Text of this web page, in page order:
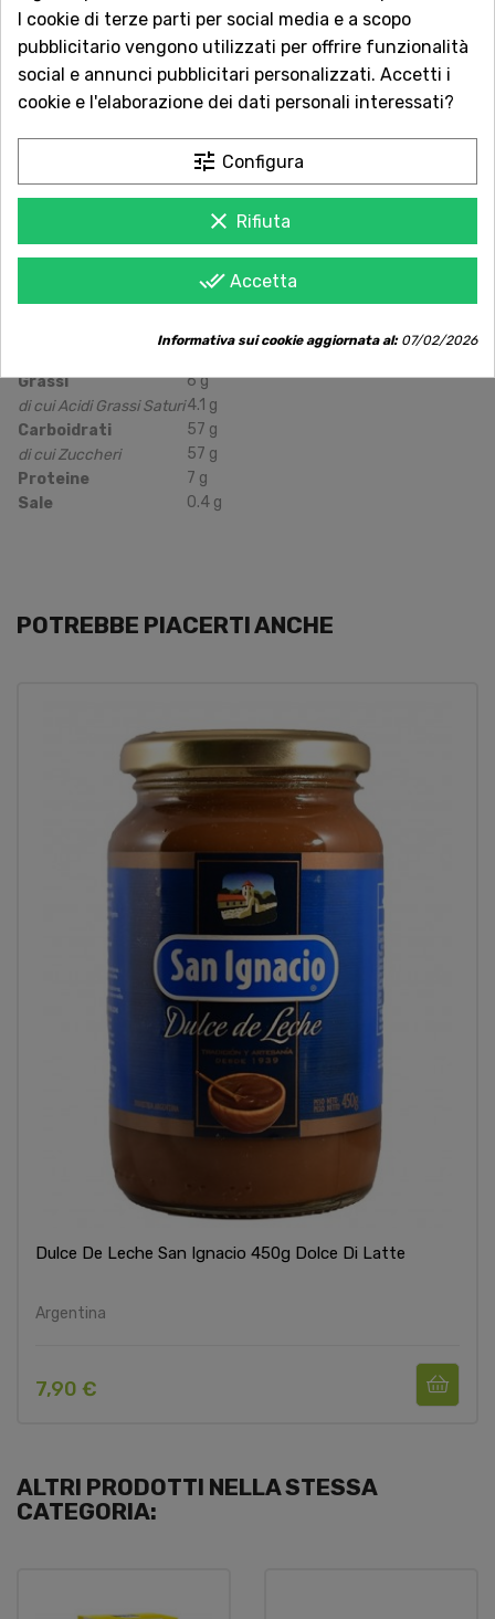
Servizio Clienti sempre con te
Contattaci online oppure chiama per
qualsiasi informazione.
Zucchero, acqua, latte intero in polvere
), sciroppo di glucosio e fruttosio, latte scremato
in polvere (5%).
Allergeni:Contienelatte.
Valori Nutrizionali Medi
Valori Nutrizionali Medi Per100
Grassi
6g
di cui Acidi Grassi Saturi4.1 g
Carboidrati
57 g
di cui Zuccheri
57 g
Proteine
7 g
Sale
0.4 g
POTREBBE PIACERTI ANCHE
Dulce De Leche San Ignacio 450g Dolce Di Latte
Argentina
7,90 €
ALTRI PRODOTTI NELLA STESSA
CATEGORIA:
I cookie di terze parti per social media e a scopo
pubblicitario vengono utilizzati per offrire funzionalità
social e annunci pubblicitari personalizzati. Accetti i
cookie e l'elaborazione dei dati personali interessati?
tune Configura
clear Rifiuta
done_all Accetta
Informativa sui cookie aggiornata al:07/02/2026